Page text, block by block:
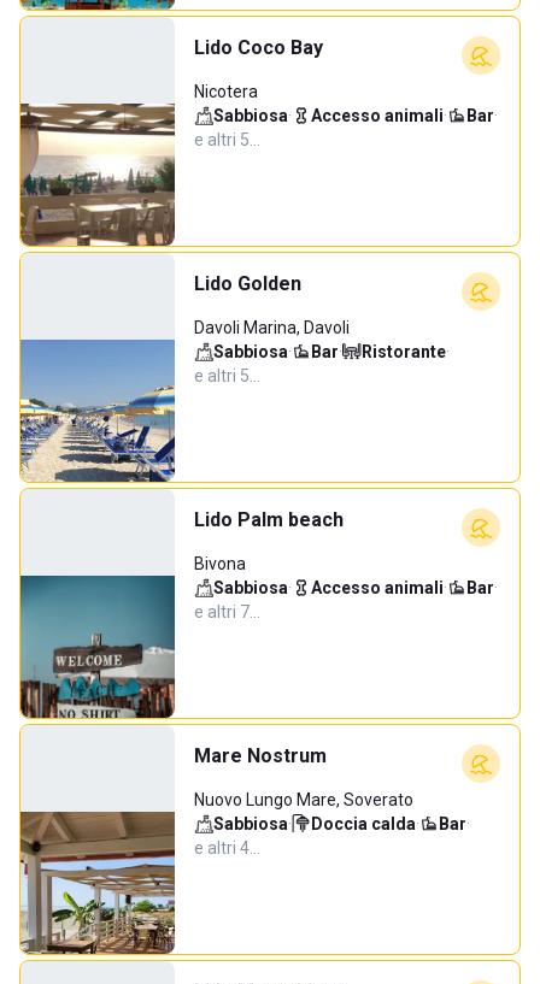
Lido Coco Bay
Nicotera
Sabbiosa· Accesso animali· Bar·
e altri 5…
Lido Golden
Davoli Marina, Davoli
Sabbiosa· Bar· Ristorante·
e altri 5…
Lido Palm beach
Bivona
Sabbiosa· Accesso animali· Bar·
e altri 7…
Mare Nostrum
Nuovo Lungo Mare, Soverato
Sabbiosa· Doccia calda· Bar·
e altri 4…